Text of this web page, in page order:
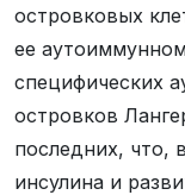
островковых
ее
специфических
островков
последних, что,
инсулина и